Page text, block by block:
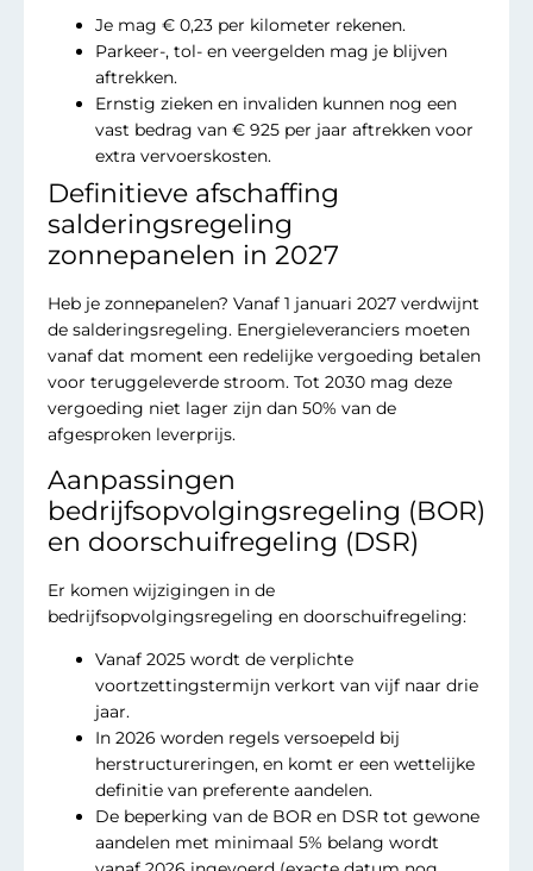
Je mag € 0,23 per kilometer rekenen.
Parkeer-, tol- en veergelden mag je blijven
aftrekken.
Ernstig zieken en invaliden kunnen nog een
vast bedrag van € 925 per jaar aftrekken voor
extra vervoerskosten.
Definitieve afschaffing
salderingsregeling
zonnepanelen in 2027
Heb je zonnepanelen? Vanaf 1 januari 2027 verdwijnt
de salderingsregeling. Energieleveranciers moeten
vanaf dat moment een redelijke vergoeding betalen
voor teruggeleverde stroom. Tot 2030 mag deze
vergoeding niet lager zijn dan 50% van de
afgesproken leverprijs.
Aanpassingen
bedrijfsopvolgingsregeling (BOR)
en doorschuifregeling (DSR)
Er komen wijzigingen in de
bedrijfsopvolgingsregeling en doorschuifregeling:
Vanaf 2025 wordt de verplichte
voortzettingstermijn verkort van vijf naar drie
jaar.
In 2026 worden regels versoepeld bij
herstructureringen, en komt er een wettelijke
definitie van preferente aandelen.
De beperking van de BOR en DSR tot gewone
aandelen met minimaal 5% belang wordt